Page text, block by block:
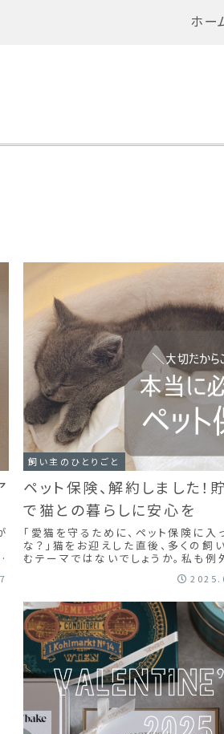
ホー
飼い主のひとりごと
ペット保険、解約しました！
で猫との暮らしに安心を
「愛猫を守るために、ペット保険に入
な？」猫をお迎えした直後、多くの
むテーマではないでしょうか。私も例
険に加入していました。けれど、数年